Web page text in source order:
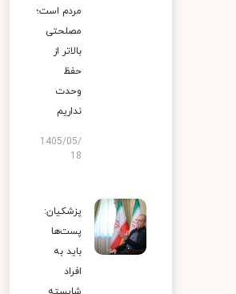
مردم است؛
مصلحتی
بالاتر از
حفظ
وحدت
نداریم
1405/05/
18
پزشکیان:
پست‌ها
باید به
افراد